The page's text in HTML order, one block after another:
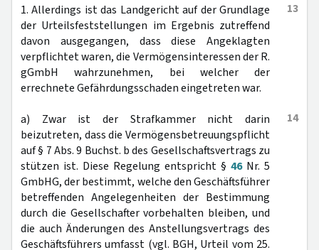
13
1. Allerdings ist das Landgericht auf der Grundlage
der Urteilsfeststellungen im Ergebnis zutreffend
davon ausgegangen, dass diese Angeklagten
verpflichtet waren, die Vermögensinteressen der R.
gGmbH wahrzunehmen, bei welcher der
errechnete Gefährdungsschaden eingetreten war.
14
a) Zwar ist der Strafkammer nicht darin
beizutreten, dass die Vermögensbetreuungspflicht
auf § 7 Abs. 9 Buchst. b des Gesellschaftsvertrags zu
stützen ist. Diese Regelung entspricht § 46Nr. 5
GmbHG, der bestimmt, welche den Geschäftsführer
betreffenden Angelegenheiten der Bestimmung
durch die Gesellschafter vorbehalten bleiben, und
die auch Änderungen des Anstellungsvertrags des
Geschäftsführers umfasst (vgl. BGH, Urteil vom 25.